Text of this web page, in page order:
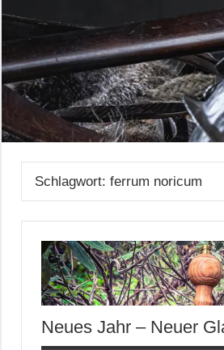
Schlagwort: ferrum noricum
Neues Jahr – Neuer